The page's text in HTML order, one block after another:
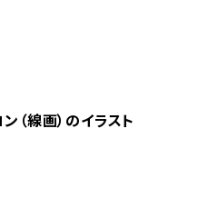
（線画）のイラスト